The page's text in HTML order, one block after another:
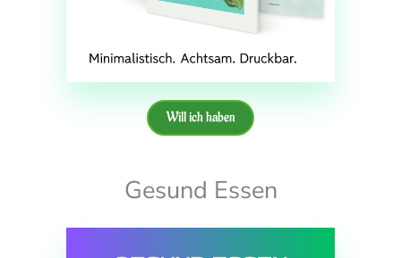
Will ich haben
Gesund Essen